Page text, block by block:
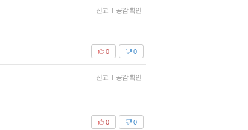
신고 | 공감 확인
0
0
신고 | 공감 확인
0
0